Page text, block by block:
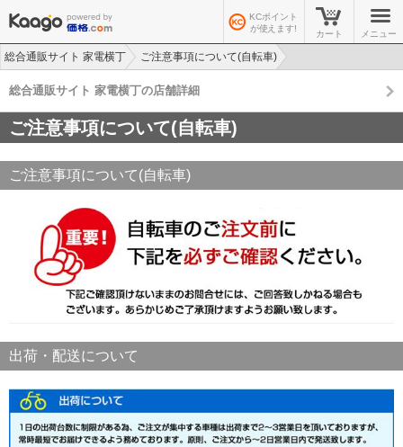
KCポイント
が使えます!
カート メニュー
総合通販サイト 家電横丁 ご注意事項について(自転車)
総合通販サイト 家電横丁の店舗詳細
ご注意事項について(自転車)
ご注意事項について(自転車)
出荷・配送について